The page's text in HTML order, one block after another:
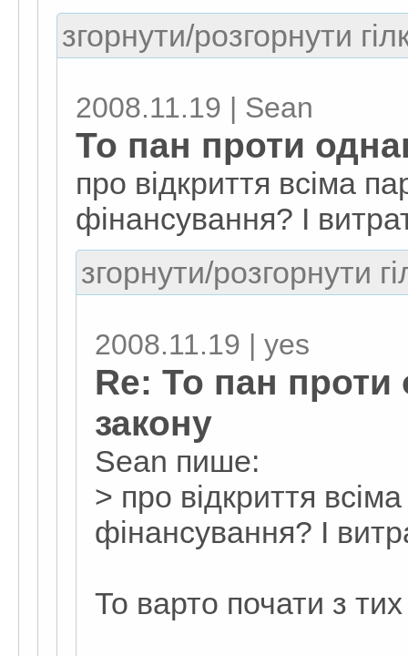
згорнути/розгорнути
2008.11.19 | Sean
То пан проти
про відкриття всіма
фінансування? І
згорнути/розгорнути
2008.11.19 | yes
Re: То пан проти
закону
Sean пише:
> про відкриття
фінансування? І
То варто почати з